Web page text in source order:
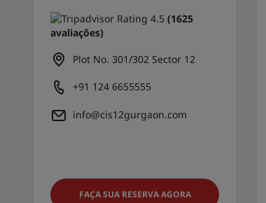
(1625
avaliações)
Plot No. 301/302 Sector 12
+91 124 6655555
info@cis12gurgaon.com
FAÇA SUA RESERVA AGORA